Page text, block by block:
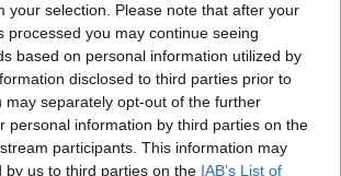
your selection. Please note that after your
processed you may continue seeing
based on personal information utilized by
disclosed to third parties prior to
may separately opt-out of the further
personal information by third parties on the
participants. This information may
by us to third parties on the IAB’s List of
o regione della terra è
contaminazione da PFAS. È
globale. I PFAS sono stati